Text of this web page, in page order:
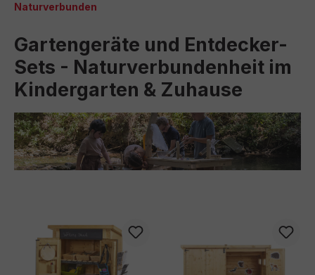
Naturverbunden
Gartengeräte und Entdecker-
Sets - Naturverbundenheit im
Kindergarten & Zuhause